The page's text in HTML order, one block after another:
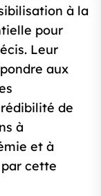
à la
pour
Leur
aux
de
à
et à
cette